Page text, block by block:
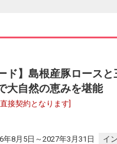
ド】島根産豚ロース
大自然の恵みを堪能
接契約となります]
年8月5日～2027年3月31日 イ